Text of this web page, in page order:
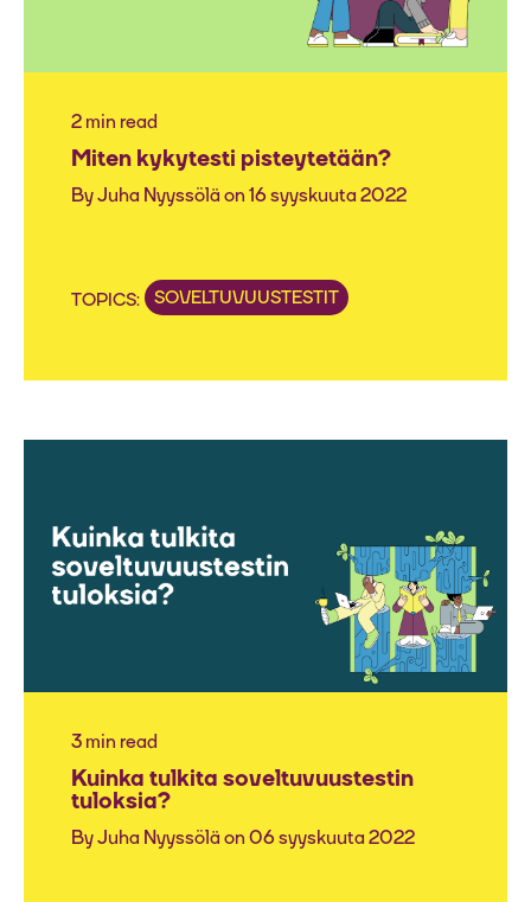
2 min read
Miten kykytesti pisteytetään?
ByJuha Nyyssöläon 16 syyskuuta 2022
TOPICS: SOVELTUVUUSTESTIT
3 min read
Kuinka tulkita soveltuvuustestin
tuloksia?
ByJuha Nyyssöläon 06 syyskuuta 2022